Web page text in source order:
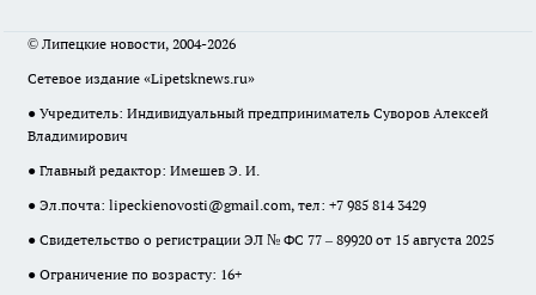
© Липецкие новости, 2004-2026
Сетевое издание «Lipetsknews.ru»
● Учредитель: Индивидуальный предприниматель Суворов Алексей
Владимирович
● Главный редактор: Имешев Э. И.
● Эл.почта: lipeckienovosti@gmail.com, тел: +7 985 814 3429
● Свидетельство о регистрации ЭЛ № ФС 77 – 89920 от 15 августа 2025
● Ограничение по возрасту: 16+